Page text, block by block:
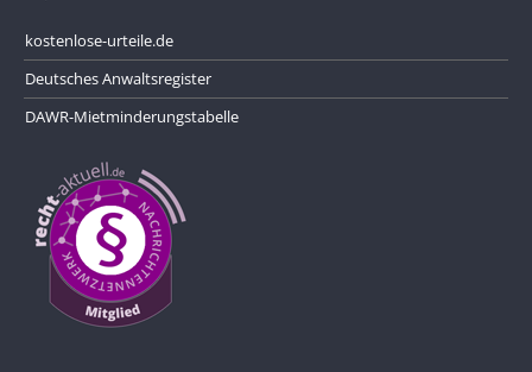
kostenlose-urteile.de
Deutsches Anwaltsregister
DAWR-Mietminderungstabelle